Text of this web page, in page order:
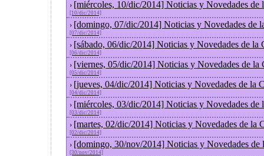
› [miércoles, 10/dic/2014] Noticias y Novedades de
[10/dic/2014]
› [domingo, 07/dic/2014] Noticias y Novedades de
[07/dic/2014]
› [sábado, 06/dic/2014] Noticias y Novedades de la
[06/dic/2014]
› [viernes, 05/dic/2014] Noticias y Novedades de la
[05/dic/2014]
› [jueves, 04/dic/2014] Noticias y Novedades de la
[04/dic/2014]
› [miércoles, 03/dic/2014] Noticias y Novedades de
[03/dic/2014]
› [martes, 02/dic/2014] Noticias y Novedades de la
[02/dic/2014]
› [domingo, 30/nov/2014] Noticias y Novedades de
[30/nov/2014]